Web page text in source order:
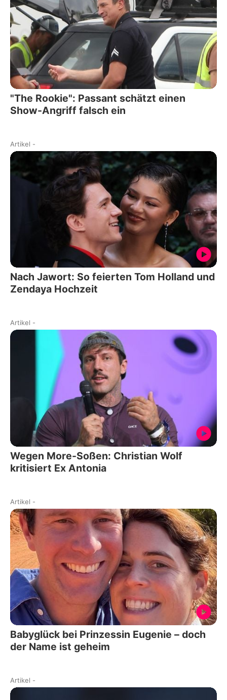
"The Rookie": Passant schätzt einen
Show-Angriff falsch ein
Artikel -
Nach Jawort: So feierten Tom Holland und
Zendaya Hochzeit
Artikel -
Wegen More-Soßen: Christian Wolf
kritisiert Ex Antonia
Artikel -
Babyglück bei Prinzessin Eugenie – doch
der Name ist geheim
Artikel -